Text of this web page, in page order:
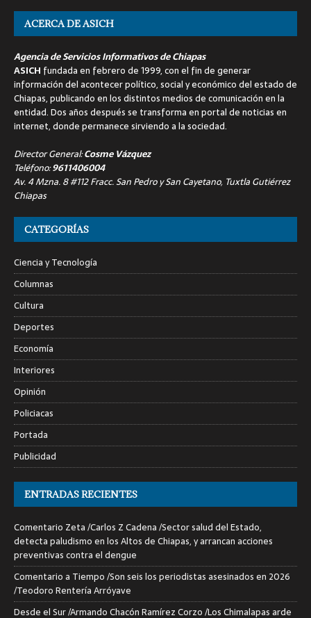
ACERCA DE ASICH
Agencia de Servicios Informativos de Chiapas
ASICH fundada en febrero de 1999, con el fin de generar
información del acontecer político, social y económico del estado de
Chiapas, publicando en los distintos medios de comunicación en la
entidad. Dos años después se transforma en portal de noticias en
internet, donde permanece sirviendo a la sociedad.
Director General:Cosme Vázquez
Teléfono:9611406004
Av. 4 Mzna. 8 #112 Fracc. San Pedro y San Cayetano, Tuxtla Gutiérrez
Chiapas
CATEGORÍAS
Ciencia y Tecnología
Columnas
Cultura
Deportes
Economía
Interiores
Opinión
Policiacas
Portada
Publicidad
ENTRADAS RECIENTES
Comentario Zeta /Carlos Z Cadena /Sector salud del Estado,
detecta paludismo en los Altos de Chiapas, y arrancan acciones
preventivas contra el dengue
Comentario a Tiempo /Son seis los periodistas asesinados en 2026
/Teodoro Rentería Arróyave
Desde el Sur /Armando Chacón Ramírez Corzo /Los Chimalapas arde